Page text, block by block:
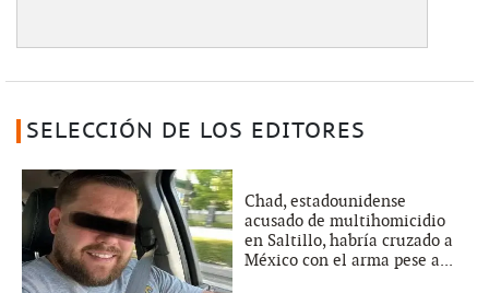
SELECCIÓN DE LOS EDITORES
Chad, estadounidense
acusado de multihomicidio
en Saltillo, habría cruzado a
México con el arma pese a...